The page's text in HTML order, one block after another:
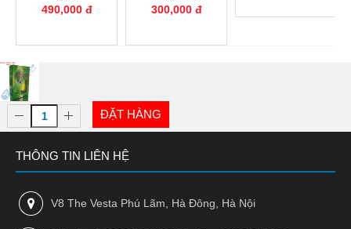
490,000 đ
300,000 đ
ĐẶT HÀNG
THÔNG TIN LIÊN HỆ
V8 The Vesta Phú Lãm, Hà Đông, Hà Nội